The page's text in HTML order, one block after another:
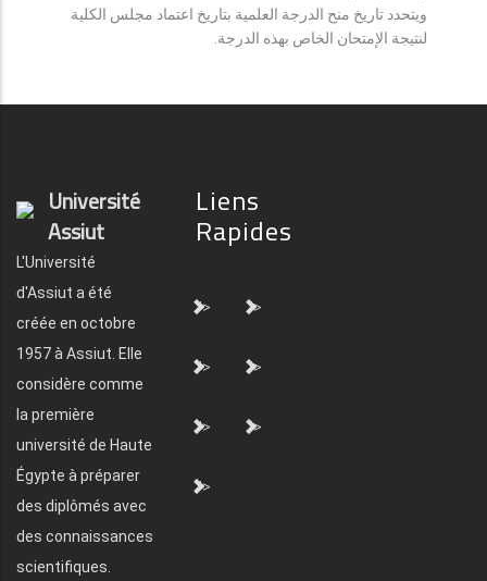
ويتحدد تاريخ منح الدرجة العلمية بتاريخ اعتماد مجلس الكلية
لنتيجة الإمتحان الخاص بهذه الدرجة.
Université
Assiut
L'Université
d'Assiut a été
créée en octobre
1957 à Assiut. Elle
considère comme
la première
université de Haute
Égypte à préparer
des diplômés avec
des connaissances
scientifiques.
Liens
Rapides
"> ">
"> ">
"> ">
">